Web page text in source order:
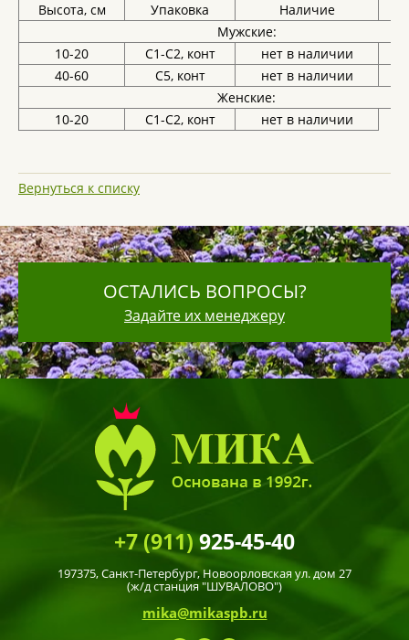
Высота, см Упаковка Наличие
Мужские:
10-20
С1-С2, конт
нет в наличии
40-60
С5, конт
нет в наличии
Женские:
10-20
С1-С2, конт нет в наличии
Вернуться к списку
ОСТАЛИСЬ ВОПРОСЫ?
Задайте их менеджеру
+7 (911)925-45-40
197375,Санкт-Петербург, Новоорловская ул. дом 27
(ж/д станция "ШУВАЛОВО")
mika@mikaspb.ru